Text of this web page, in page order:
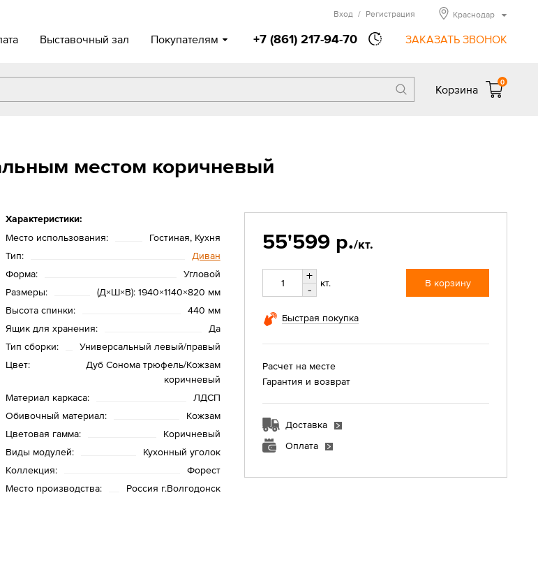
Выставочный зал Покупателям +7 (861) 217-94-70 ЗАКАЗАТЬ ЗВОНОК
Вход / Регистрация Краснодар
Корзина
0
местом коричневый
Характеристики:
Место использования:
Гостиная, Кухня
Тип:
Диван
Форма:
Угловой
Размеры:
(Д×Ш×В): 1940×1140×820 мм
Высота спинки:
440 мм
Ящик для хранения:
Да
Тип сборки:
Универсальный левый/правый
Цвет:
Дуб Сонома трюфель/Кожзам
коричневый
Материал каркаса:
ЛДСП
Обивочный материал:
Кожзам
Цветовая гамма:
Коричневый
Виды модулей:
Кухонный уголок
Коллекция:
Форест
Место производства:
Россия г.Волгодонск
55'599 р./кт.
+
-
кт. В корзину
Быстрая покупка
Расчет на месте
Гарантия и возврат
Доставка
Оплата